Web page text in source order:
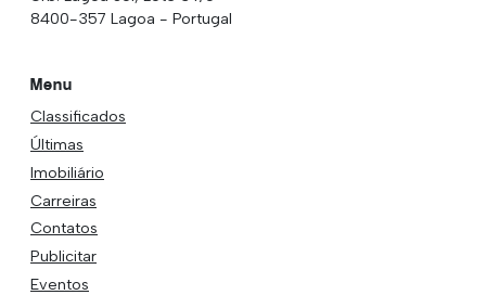
8400-357 Lagoa - Portugal
Menu
Classificados
Últimas
Imobiliário
Carreiras
Contatos
Publicitar
Eventos